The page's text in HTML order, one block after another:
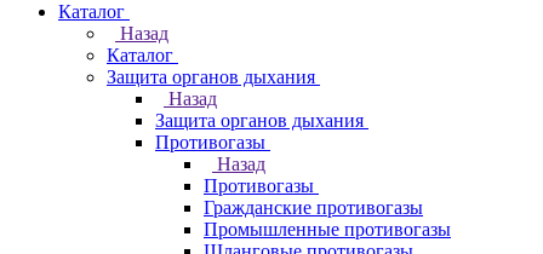
Каталог
Назад
Каталог
Защита органов дыхания
Назад
Защита органов дыхания
Противогазы
Назад
Противогазы
Гражданские противогазы
Промышленные противогазы